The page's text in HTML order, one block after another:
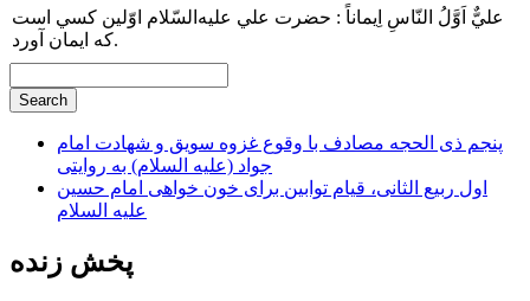
عليٌّ اَوَّلُ النّاسِ اِيماناً : حضرت علي عليه‌السّلام اوّلين كسي است
كه ايمان آورد.
پنجم ذی الحجه مصادف با وقوع غزوه سویق و شهادت امام
جواد (علیه السلام) به روایتی
اول ربیع الثانی، قیام توابین برای خون خواهی امام حسین
علیه السلام
پخش زنده